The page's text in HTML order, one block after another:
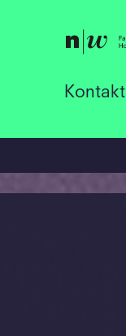
Kontakt